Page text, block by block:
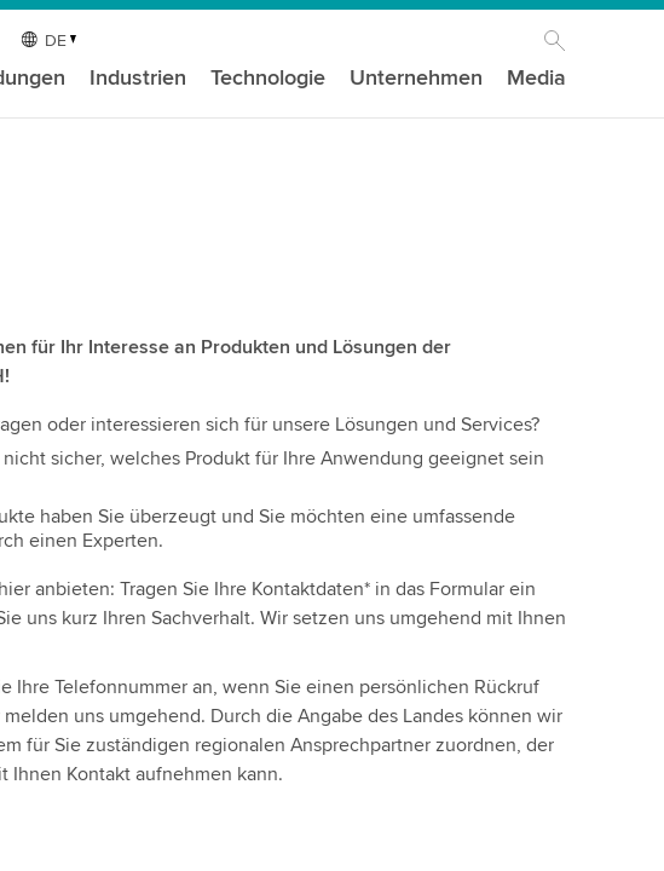
DE
Industrien Technologie Unternehmen Media
für Ihr Interesse an Produkten und Lösungen der
oder interessieren sich für unsere Lösungen und Services?
sicher, welches Produkt für Ihre Anwendung geeignet sein
haben Sie überzeugt und Sie möchten eine umfassende
einen Experten.
anbieten: Tragen Sie Ihre Kontaktdaten* in das Formular ein
uns kurz Ihren Sachverhalt. Wir setzen uns umgehend mit Ihnen
Ihre Telefonnummer an, wenn Sie einen persönlichen Rückruf
uns umgehend. Durch die Angabe des Landes können wir
für Sie zuständigen regionalen Ansprechpartner zuordnen, der
Ihnen Kontakt aufnehmen kann.